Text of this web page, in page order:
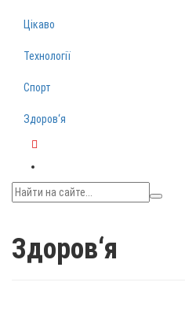
Цікаво
Технології
Спорт
Здоров‘я
Здоров‘я